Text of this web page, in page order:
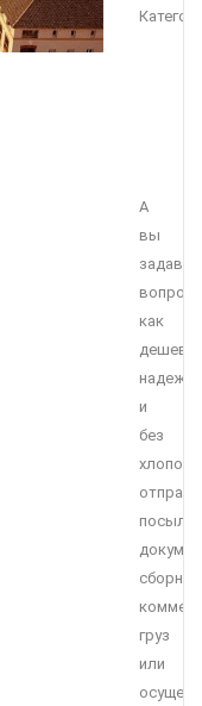
А
вы
как
и
без
хлопот
сборный
груз
или